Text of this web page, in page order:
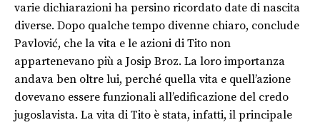
varie dichiarazioni ha persino ricordato date di nascita
diverse. Dopo qualche tempo divenne chiaro, conclude
Pavlović, che la vita e le azioni di Tito non
appartenevano più a Josip Broz. La loro importanza
andava ben oltre lui, perché quella vita e quell’azione
dovevano essere funzionali all’edificazione del credo
jugoslavista. La vita di Tito è stata, infatti, il principale